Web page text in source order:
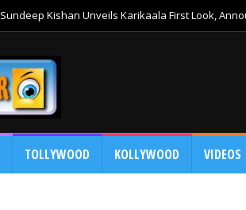
Sundeep Kishan Unveils Karikaala First Look,
TOLLYWOOD KOLLYWOOD VIDEOS